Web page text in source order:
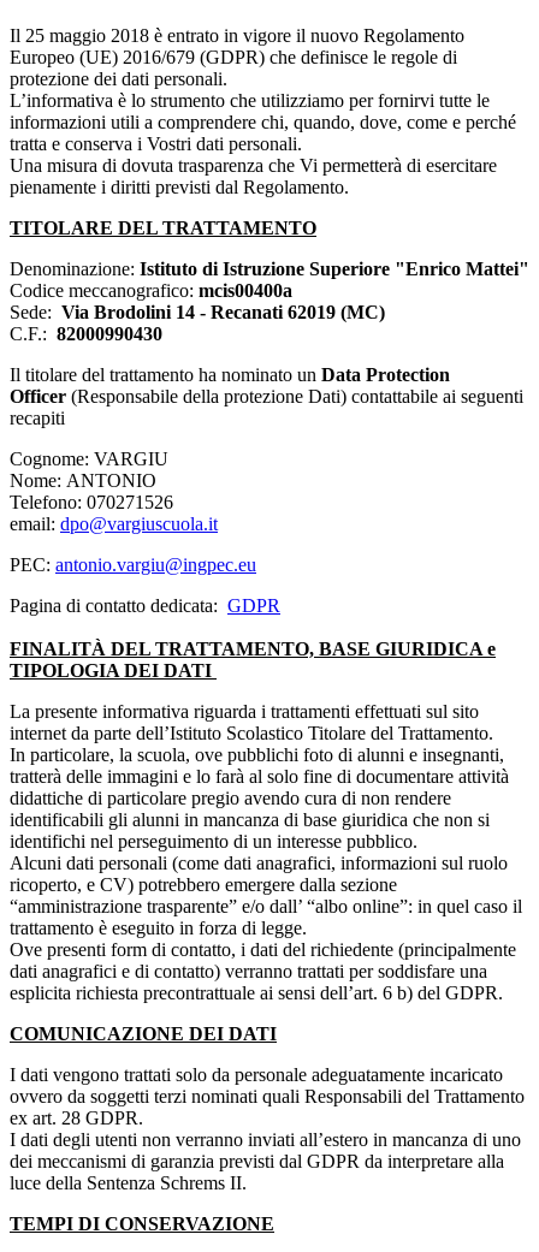
Il 25 maggio 2018 è entrato in vigore il nuovo Regolamento
Europeo (UE) 2016/679 (GDPR) che definisce le regole di
protezione dei dati personali.
L’informativa è lo strumento che utilizziamo per fornirvi tutte le
informazioni utili a comprendere chi, quando, dove, come e perché
tratta e conserva i Vostri dati personali.
Una misura di dovuta trasparenza che Vi permetterà di esercitare
pienamente i diritti previsti dal Regolamento.
TITOLARE DEL TRATTAMENTO
Denominazione: Istituto di Istruzione Superiore "Enrico Mattei"
Codice meccanografico: mcis00400a
Sede: Via Brodolini 14 - Recanati 62019 (MC)
C.F.: 82000990430
Il titolare del trattamento ha nominato un Data Protection
Officer (Responsabile della protezione Dati) contattabile ai seguenti
recapiti
Cognome: VARGIU
Nome: ANTONIO
Telefono: 070271526
email: dpo@vargiuscuola.it
PEC: antonio.vargiu@ingpec.eu
Pagina di contatto dedicata: GDPR
FINALITÀ DEL TRATTAMENTO, BASE GIURIDICA e
TIPOLOGIA DEI DATI
La presente informativa riguarda i trattamenti effettuati sul sito
internet da parte dell’Istituto Scolastico Titolare del Trattamento.
In particolare, la scuola, ove pubblichi foto di alunni e insegnanti,
tratterà delle immagini e lo farà al solo fine di documentare attività
didattiche di particolare pregio avendo cura di non rendere
identificabili gli alunni in mancanza di base giuridica che non si
identifichi nel perseguimento di un interesse pubblico.
Alcuni dati personali (come dati anagrafici, informazioni sul ruolo
ricoperto, e CV) potrebbero emergere dalla sezione
“amministrazione trasparente” e/o dall’ “albo online”: in quel caso il
trattamento è eseguito in forza di legge.
Ove presenti form di contatto, i dati del richiedente (principalmente
dati anagrafici e di contatto) verranno trattati per soddisfare una
esplicita richiesta precontrattuale ai sensi dell’art. 6 b) del GDPR.
COMUNICAZIONE DEI DATI
I dati vengono trattati solo da personale adeguatamente incaricato
ovvero da soggetti terzi nominati quali Responsabili del Trattamento
ex art. 28 GDPR.
I dati degli utenti non verranno inviati all’estero in mancanza di uno
dei meccanismi di garanzia previsti dal GDPR da interpretare alla
luce della Sentenza Schrems II.
TEMPI DI CONSERVAZIONE